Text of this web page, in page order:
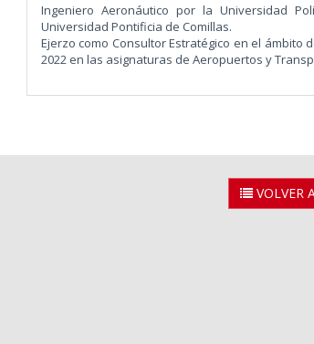
Ingeniero Aeronáutico por la Universidad
Universidad Pontificia de Comillas.
Ejerzo como Consultor Estratégico en el ámbito
2022 en las asignaturas de Aeropuertos y
VOLVER